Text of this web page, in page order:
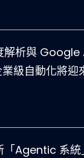
解析與 Google
級自動化將迎
Agentic 系統